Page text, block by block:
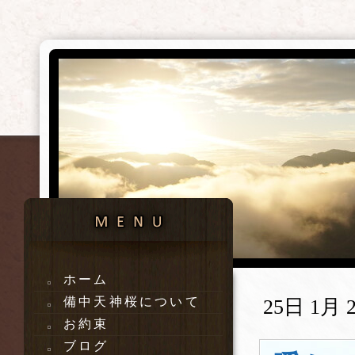
ホーム
備中天神桜について
お約束
ブログ
25日 1月